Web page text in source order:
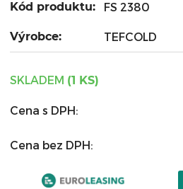
Kód produktu: FS 2380
Výrobce: TEFCOLD
SKLADEM (1 KS)
Cena s DPH:
Cena bez DPH: